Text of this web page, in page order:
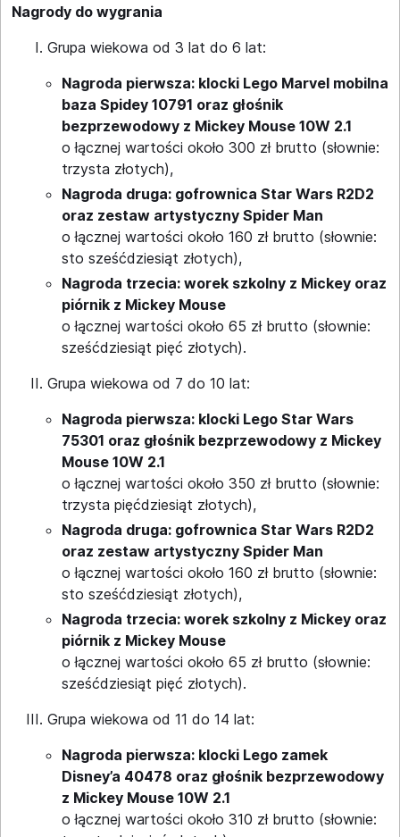
Nagrody do wygrania
Grupa wiekowa od 3 lat do 6 lat:
Nagroda pierwsza: klocki Lego Marvel mobilna
baza Spidey 10791 oraz głośnik
bezprzewodowy z Mickey Mouse 10W 2.1
o łącznej wartości około 300 zł brutto (słownie:
trzysta złotych),
Nagroda druga: gofrownica Star Wars R2D2
oraz zestaw artystyczny Spider Man
o łącznej wartości około 160 zł brutto (słownie:
sto sześćdziesiąt złotych),
Nagroda trzecia: worek szkolny z Mickey oraz
piórnik z Mickey Mouse
o łącznej wartości około 65 zł brutto (słownie:
sześćdziesiąt pięć złotych).
Grupa wiekowa od 7 do 10 lat:
Nagroda pierwsza: klocki Lego Star Wars
75301 oraz głośnik bezprzewodowy z Mickey
Mouse 10W 2.1
o łącznej wartości około 350 zł brutto (słownie:
trzysta pięćdziesiąt złotych),
Nagroda druga: gofrownica Star Wars R2D2
oraz zestaw artystyczny Spider Man
o łącznej wartości około 160 zł brutto (słownie:
sto sześćdziesiąt złotych),
Nagroda trzecia: worek szkolny z Mickey oraz
piórnik z Mickey Mouse
o łącznej wartości około 65 zł brutto (słownie:
sześćdziesiąt pięć złotych).
Grupa wiekowa od 11 do 14 lat:
Nagroda pierwsza: klocki Lego zamek
Disney’a 40478 oraz głośnik bezprzewodowy
z Mickey Mouse 10W 2.1
o łącznej wartości około 310 zł brutto (słownie: